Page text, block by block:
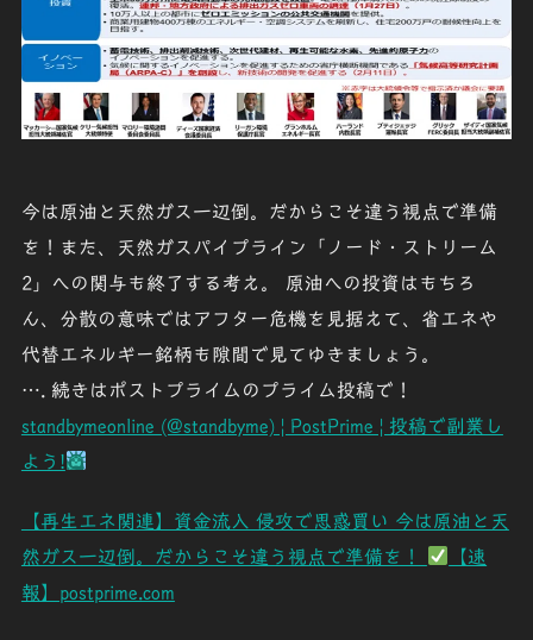
今は原油と天然ガス一辺倒。だからこそ違う視点で準備
を！また、天然ガスパイプライン「ノード・ストリーム
2」への関与も終了する考え。 原油への投資はもちろ
ん、分散の意味ではアフター危機を見据えて、省エネや
代替エネルギー銘柄も隙間で見てゆきましょう。
…. 続きはポストプライムのプライム投稿で！
standbymeonline (@standbyme) | PostPrime | 投稿で副業し
よう!
【再生エネ関連】資金流入 侵攻で思惑買い 今は原油と天
然ガス一辺倒。だからこそ違う視点で準備を！
【速
報】postprime.com